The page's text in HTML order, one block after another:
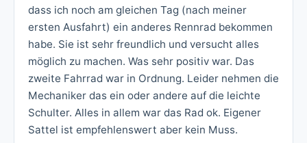
dass ich noch am gleichen Tag (nach meiner
ersten Ausfahrt) ein anderes Rennrad bekommen
habe. Sie ist sehr freundlich und versucht alles
möglich zu machen. Was sehr positiv war. Das
zweite Fahrrad war in Ordnung. Leider nehmen die
Mechaniker das ein oder andere auf die leichte
Schulter. Alles in allem war das Rad ok. Eigener
Sattel ist empfehlenswert aber kein Muss.